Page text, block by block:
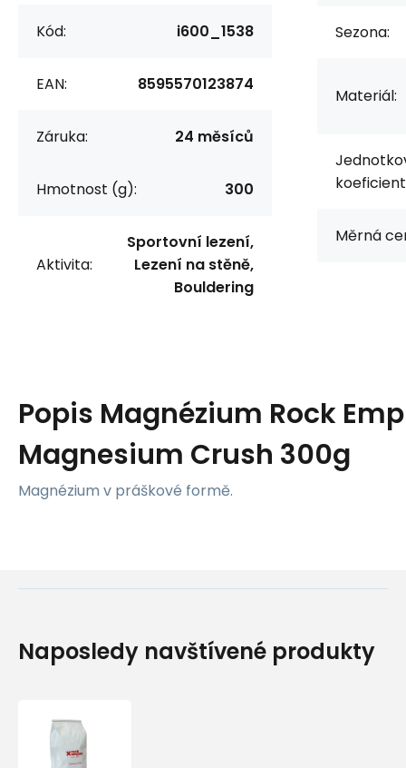
Kód: i600_1538
EAN: 8595570123874
Záruka: 24 měsíců
Hmotnost (g): 300
Aktivita:
Sportovní lezení,
Lezení na stěně,
Bouldering
Sezona:
Materiál:
Měrná
Popis Magnézium Rock
Magnesium Crush 300g
Magnézium v práškové formě.
Naposledy navštívené produkty